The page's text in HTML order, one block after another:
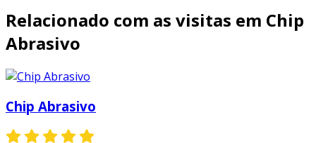
se você deseja obter mais informações sobre o
chip abrasivo de porcelana
disposição, por meio de sua equipe treinada
para esclarecer qualquer dúvida que possa
existir sobre o produto. não deixe de conhecer
os demais produtos comercializados pela
empresa.
Relacionado com as visitas em Chip
Abrasivo
Chip Abrasivo